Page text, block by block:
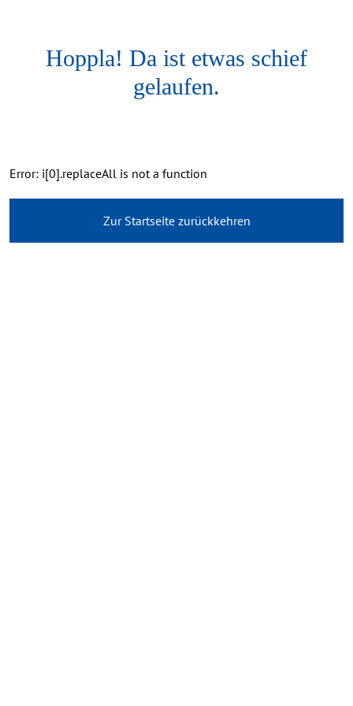
Hoppla! Da ist etwas schief
gelaufen.
Error: i[0].replaceAll is not a function
Zur Startseite zurückkehren